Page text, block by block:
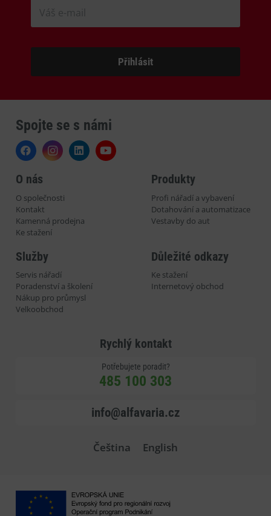
Spojte se s námi
O nás
O společnosti
Kontakt
Kamenná prodejna
Ke stažení
Produkty
Profi nářadí a vybavení
Dotahování a automatizace
Vestavby do aut
Služby
Servis nářadí
Poradenství a školení
Nákup pro průmysl
Velkoobchod
Důležité odkazy
Ke stažení
Internetový obchod
Rychlý kontakt
Potřebujete poradit?
485 100 303
info@alfavaria.cz
Čeština English